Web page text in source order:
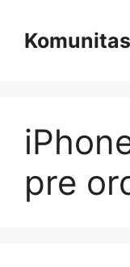
content
pre